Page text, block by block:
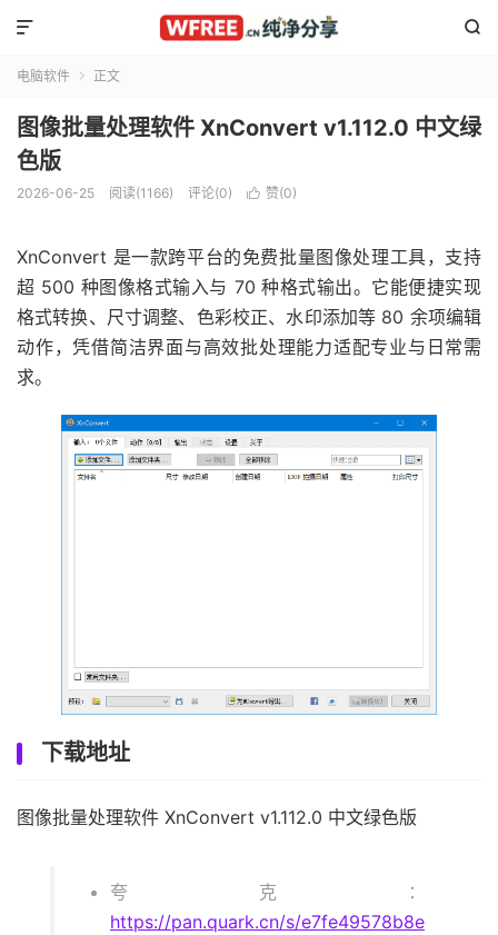


电脑软件  正文
图像批量处理软件 XnConvert v1.112.0 中文绿
色版
2026-06-25 阅读(1166) 评论(0)  赞(0)
XnConvert 是一款跨平台的免费批量图像处理工具，支持
超 500 种图像格式输入与 70 种格式输出。它能便捷实现
格式转换、尺寸调整、色彩校正、水印添加等 80 余项编辑
动作，凭借简洁界面与高效批处理能力适配专业与日常需
求。
下载地址
图像批量处理软件 XnConvert v1.112.0 中文绿色版
夸克：
https://pan.quark.cn/s/e7fe49578b8e